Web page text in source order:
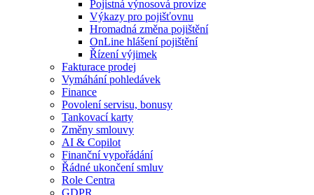
Pojistná výnosová provize
Výkazy pro pojišťovnu
Hromadná změna pojištění
OnLine hlášení pojištění
Řízení výjimek
Fakturace prodej
Vymáhání pohledávek
Finance
Povolení servisu, bonusy
Tankovací karty
Změny smlouvy
AI & Copilot
Finanční vypořádání
Řádné ukončení smluv
Role Centra
GDPR